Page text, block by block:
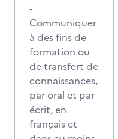
-
Communiquer
à des fins de
formation ou
de transfert de
connaissances,
par oral et par
écrit, en
français et